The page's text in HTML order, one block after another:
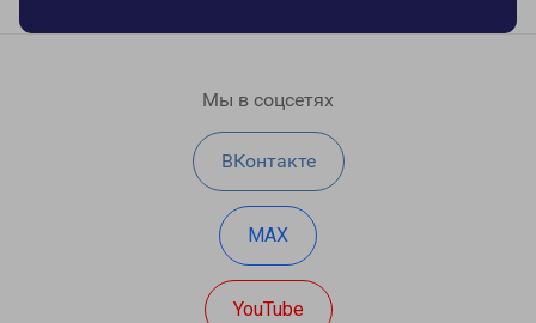
Мы в соцсетях
ВКонтакте
MAX
YouTube